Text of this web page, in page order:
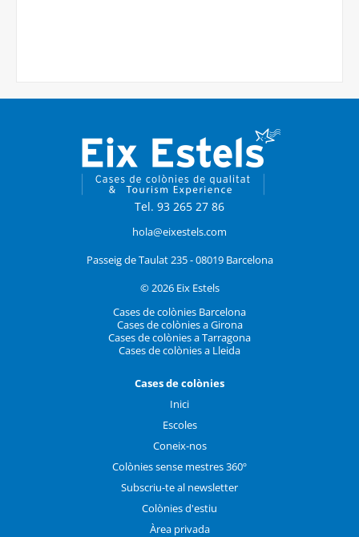
Tel. 93 265 27 86
hola@eixestels.com
Passeig de Taulat 235 - 08019 Barcelona
© 2026 Eix Estels
Cases de colònies Barcelona
Cases de colònies a Girona
Cases de colònies a Tarragona
Cases de colònies a Lleida
Cases de colònies
Inici
Escoles
Coneix-nos
Colònies sense mestres 360º
Subscriu-te al newsletter
Colònies d'estiu
Àrea privada